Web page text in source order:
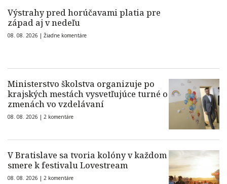
Výstrahy pred horúčavami platia pre
západ aj v nedeľu
08. 08. 2026 | Žiadne komentáre
Ministerstvo školstva organizuje po
krajských mestách vysvetľujúce turné o
zmenách vo vzdelávaní
08. 08. 2026 | 2 komentáre
V Bratislave sa tvoria kolóny v každom
smere k festivalu Lovestream
08. 08. 2026 | 2 komentáre